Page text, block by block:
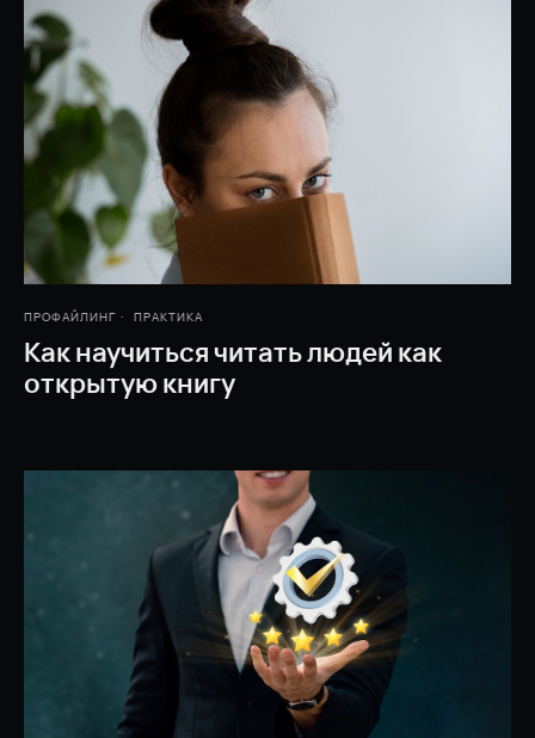
ПРОФАЙЛИНГ ПРАКТИКА
Как научиться читать людей как
открытую книгу